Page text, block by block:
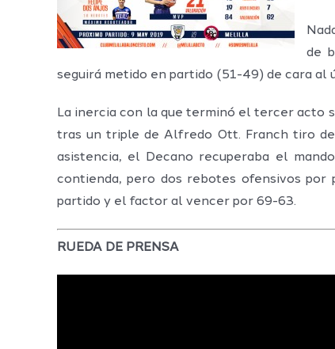
de
seguirá metido en partido (51-49) de cara al
La inercia con la que terminó el tercer acto
tras un triple de Alfredo Ott. Franch tiro
asistencia, el Decano recuperaba el
contienda, pero dos rebotes ofensivos
partido y el factor al vencer por 69-63.
RUEDA DE PRENSA